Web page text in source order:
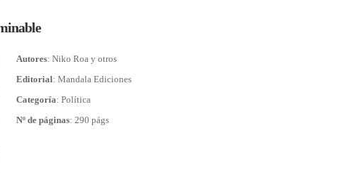
Autores: Niko Roa y otros
Editorial: Mandala Ediciones
Categoría: Política
Nº de páginas: 290 págs